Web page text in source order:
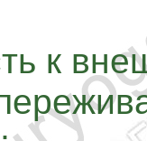
к